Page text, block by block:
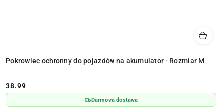
Pokrowiec ochronny do pojazdów na akumulator - Rozmiar M
Cena:
38.99
Darmowa dostawa